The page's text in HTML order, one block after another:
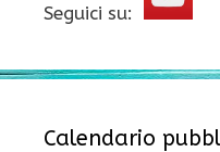
Seguici su:
Calendario